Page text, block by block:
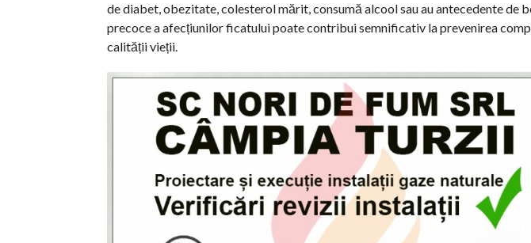
de diabet, obezitate, colesterol mărit, consumă alcool sau au antecedente de
precoce a afecțiunilor ficatului poate contribui semnificativ la prevenirea
calității vieții.